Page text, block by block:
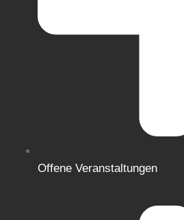
Offene Veranstaltungen